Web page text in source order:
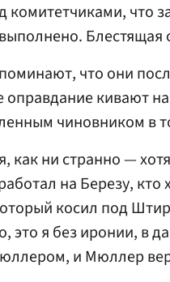
комитетчиками, что
Блестящая
что они
оправдание кивают
чиновником в
как ни странно —
на Березу,
косил под
это я без иронии, в
и Мюллер